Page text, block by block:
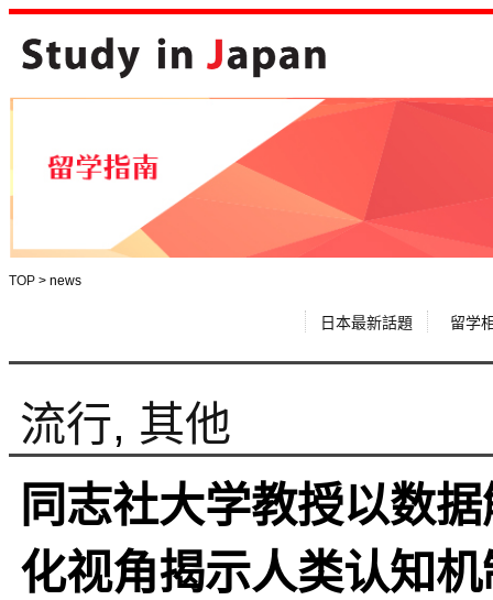
TOP > news
日本最新話題 留学
流行, 其他
同志社大学教授以数
化视角揭示人类认知机